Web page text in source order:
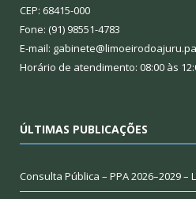
CEP: 68415-000
Fone: (91) 98551-4783
E-mail:
Horário de atendimento: 08:00 às
ÚLTIMAS PUBLICAÇÕES
Consulta Pública – PPA 2026–2029